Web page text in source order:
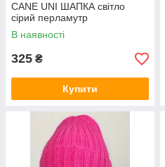
CANE UNI ШАПКА світло
сірий перламутр
В наявності
325 ₴
Купити